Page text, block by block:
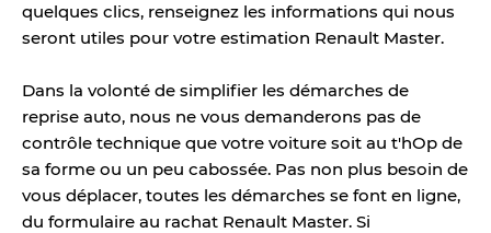
quelques clics, renseignez les informations qui nous
seront utiles pour votre estimation Renault Master.
Dans la volonté de simplifier les démarches de
reprise auto, nous ne vous demanderons pas de
contrôle technique que votre voiture soit au t'hOp de
sa forme ou un peu cabossée. Pas non plus besoin de
vous déplacer, toutes les démarches se font en ligne,
du formulaire au rachat Renault Master. Si